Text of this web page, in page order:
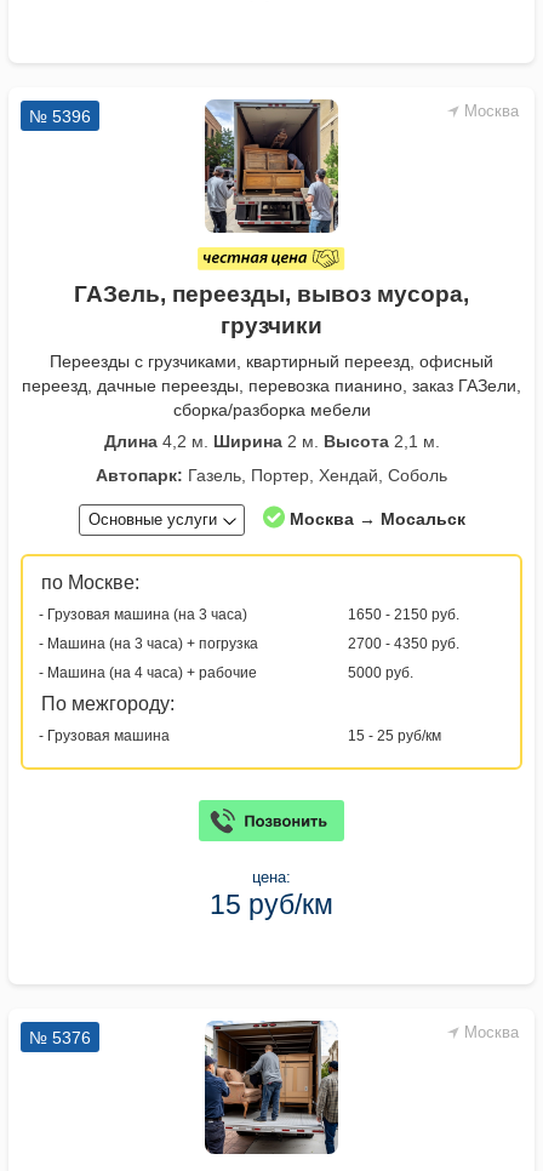
Москва
№ 5396
ГАЗель, переезды, вывоз мусора,
грузчики
Переезды с грузчиками, квартирный переезд, офисный
переезд, дачные переезды, перевозка пианино, заказ ГАЗели,
сборка/разборка мебели
Длина4,2 м. Ширина2 м. Высота2,1 м.
Автопарк: Газель, Портер, Хендай, Соболь
Основные услуги Москва → Мосальск
по Москве:
- Грузовая машина (на 3 часа)
1650 - 2150 руб.
- Машина (на 3 часа) + погрузка
2700 - 4350 руб.
- Машина (на 4 часа) + рабочие
5000 руб.
По межгороду:
- Грузовая машина 15 - 25 руб/км
цена:
15 руб/км
Москва
№ 5376